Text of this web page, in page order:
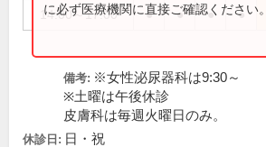
14:00～17:00 ● ● ● ●
に必ず医療機関に直接ご確認ください。
備考: ※女性泌尿器科は9:30～
※土曜は午後休診
皮膚科は毎週火曜日のみ。
休診日: 日・祝